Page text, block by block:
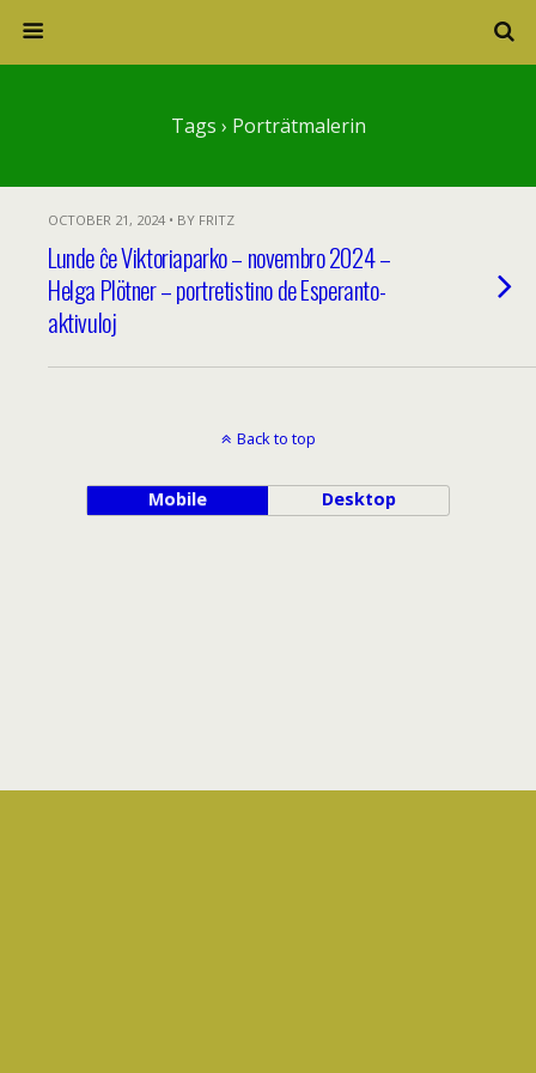
Tags › Porträtmalerin
OCTOBER 21, 2024 • BY FRITZ
Lunde ĉe Viktoriaparko – novembro 2024 –
Helga Plötner – portretistino de Esperanto-
aktivuloj
Back to top
Mobile Desktop